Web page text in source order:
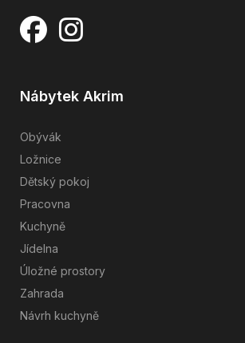
Nábytek Akrim
Obývák
Ložnice
Dětský pokoj
Pracovna
Kuchyně
Jídelna
Úložné prostory
Zahrada
Návrh kuchyně